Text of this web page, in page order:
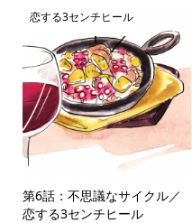
恋する3センチヒール
第6話：不思議なサイクル／
恋する3センチヒール